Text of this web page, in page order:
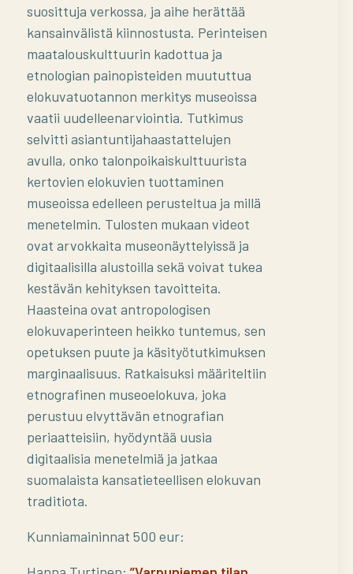
suosittuja verkossa, ja aihe herättää
kansainvälistä kiinnostusta. Perinteisen
maatalouskulttuurin kadottua ja
etnologian painopisteiden muututtua
elokuvatuotannon merkitys museoissa
vaatii uudelleenarviointia. Tutkimus
selvitti asiantuntijahaastattelujen
avulla, onko talonpoikaiskulttuurista
kertovien elokuvien tuottaminen
museoissa edelleen perusteltua ja millä
menetelmin. Tulosten mukaan videot
ovat arvokkaita museonäyttelyissä ja
digitaalisilla alustoilla sekä voivat tukea
kestävän kehityksen tavoitteita.
Haasteina ovat antropologisen
elokuvaperinteen heikko tuntemus, sen
opetuksen puute ja käsityötutkimuksen
marginaalisuus. Ratkaisuksi määriteltiin
etnografinen museoelokuva, joka
perustuu elvyttävän etnografian
periaatteisiin, hyödyntää uusia
digitaalisia menetelmiä ja jatkaa
suomalaista kansatieteellisen elokuvan
traditiota.
Kunniamaininnat 500 eur: